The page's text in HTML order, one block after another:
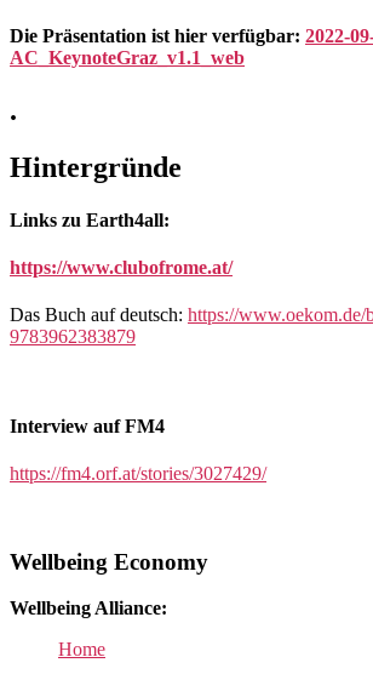
Die Präsentation ist hier verfügbar: 2022-
AC_KeynoteGraz_v1.1_web
.
Hintergründe
Links zu Earth4all:
https://www.clubofrome.at/
Das Buch auf deutsch: https://www.oekom.de/
9783962383879
Interview auf FM4
https://fm4.orf.at/stories/3027429/
Wellbeing Economy
Wellbeing Alliance:
Home